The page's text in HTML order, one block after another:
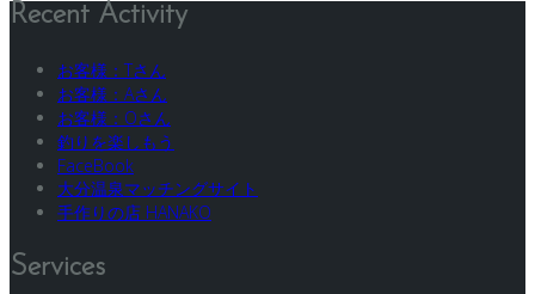
Recent Activity
お客様：Tさん
お客様：Aさん
お客様：Oさん
釣りを楽しもう
FaceBook
大分温泉マッチングサイト
手作りの店 HANAKO
Services